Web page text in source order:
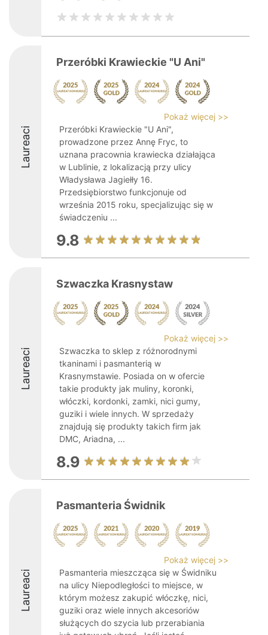
Laureaci
Przeróbki Krawieckie "U Ani"
Pokaż więcej >>
Przeróbki Krawieckie "U Ani",
prowadzone przez Annę Fryc, to
uznana pracownia krawiecka działająca
w Lublinie, z lokalizacją przy ulicy
Władysława Jagiełły 16.
Przedsiębiorstwo funkcjonuje od
września 2015 roku, specjalizując się w
świadczeniu ...
9.8
Laureaci
Szwaczka Krasnystaw
Pokaż więcej >>
Szwaczka to sklep z różnorodnymi
tkaninami i pasmanterią w
Krasnymstawie. Posiada on w ofercie
takie produkty jak muliny, koronki,
włóczki, kordonki, zamki, nici gumy,
guziki i wiele innych. W sprzedaży
znajdują się produkty takich firm jak
DMC, Ariadna, ...
8.9
Laureaci
Pasmanteria Świdnik
Pokaż więcej >>
Pasmanteria mieszcząca się w Świdniku
na ulicy Niepodległości to miejsce, w
którym możesz zakupić włóczkę, nici,
guziki oraz wiele innych akcesoriów
służących do szycia lub przerabiania